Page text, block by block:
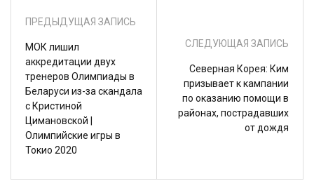
ПРЕДЫДУЩАЯ ЗАПИСЬ
МОК лишил
аккредитации двух
тренеров Олимпиады в
Беларуси из-за скандала
с Кристиной
Цимановской |
Олимпийские игры в
Токио 2020
СЛЕДУЮЩАЯ ЗАПИСЬ
Северная Корея: Ким
призывает к кампании
по оказанию помощи в
районах, пострадавших
от дождя